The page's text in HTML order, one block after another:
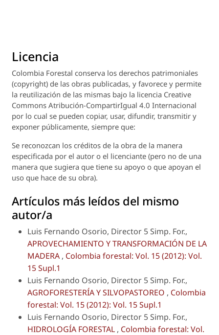
Licencia
Colombia Forestal conserva los derechos patrimoniales
(copyright) de las obras publicadas, y favorece y permite
la reutilización de las mismas bajo la licencia Creative
Commons Atribución-CompartirIgual 4.0 Internacional
por lo cual se pueden copiar, usar, difundir, transmitir y
exponer públicamente, siempre que:
Se reconozcan los créditos de la obra de la manera
especificada por el autor o el licenciante (pero no de una
manera que sugiera que tiene su apoyo o que apoyan el
uso que hace de su obra).
Artículos más leídos del mismo
autor/a
Luis Fernando Osorio, Director 5 Simp. For.,
APROVECHAMIENTO Y TRANSFORMACIÓN DE LA
MADERA , Colombia forestal: Vol. 15 (2012): Vol.
15 Supl.1
Luis Fernando Osorio, Director 5 Simp. For.,
AGROFORESTERÍA Y SILVOPASTOREO , Colombia
forestal: Vol. 15 (2012): Vol. 15 Supl.1
Luis Fernando Osorio, Director 5 Simp. For.,
HIDROLOGÍA FORESTAL , Colombia forestal: Vol.